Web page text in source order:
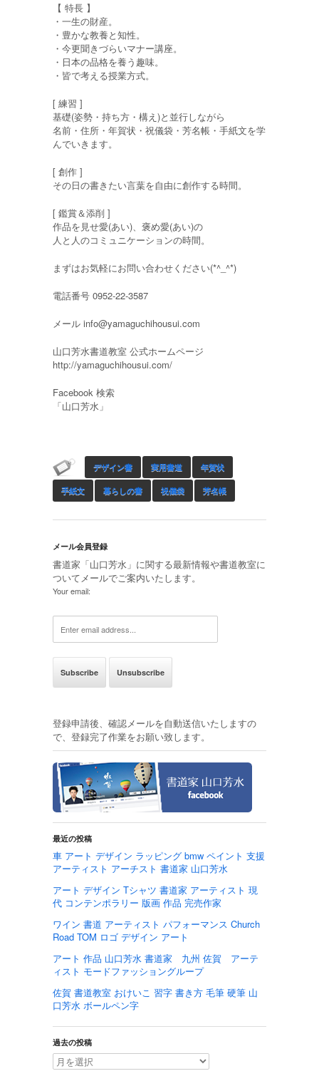
【 特長 】
・一生の財産。
・豊かな教養と知性。
・今更聞きづらいマナー講座。
・日本の品格を養う趣味。
・皆で考える授業方式。
[ 練習 ]
基礎(姿勢・持ち方・構え)と並行しながら
名前・住所・年賀状・祝儀袋・芳名帳・手紙文を学
んでいきます。
[ 創作 ]
その日の書きたい言葉を自由に創作する時間。
[ 鑑賞＆添削 ]
作品を見せ愛(あい)、褒め愛(あい)の
人と人のコミュニケーションの時間。
まずはお気軽にお問い合わせください(*^_^*)
電話番号 0952-22-3587
メール info@yamaguchihousui.com
山口芳水書道教室 公式ホームページ
http://yamaguchihousui.com/
Facebook 検索
「山口芳水」
デザイン書 実用書道 年賀状
手紙文 暮らしの書 祝儀袋 芳名帳
メール会員登録
書道家「山口芳水」に関する最新情報や書道教室に
ついてメールでご案内いたします。
Your email:
登録申請後、確認メールを自動送信いたしますの
で、登録完了作業をお願い致します。
最近の投稿
車 アート デザイン ラッピング bmw ペイント 支援
アーティスト アーチスト 書道家 山口芳水
アート デザイン Tシャツ 書道家 アーティスト 現
代 コンテンポラリー 版画 作品 完売作家
ワイン 書道 アーティスト パフォーマンス Church
Road TOM ロゴ デザイン アート
アート 作品 山口芳水 書道家 九州 佐賀 アーテ
ィスト モードファッショングループ
佐賀 書道教室 おけいこ 習字 書き方 毛筆 硬筆 山
口芳水 ボールペン字
過去の投稿